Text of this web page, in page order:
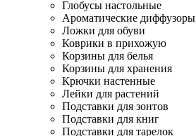
Глобусы настольные
Ароматические диффузоры
Ложки для обуви
Коврики в прихожую
Корзины для белья
Корзины для хранения
Крючки настенные
Лейки для растений
Подставки для зонтов
Подставки для книг
Подставки для тарелок